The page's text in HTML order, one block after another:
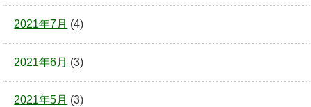
2021年7月 (4)
2021年6月 (3)
2021年5月 (3)